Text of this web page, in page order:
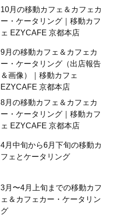
10月の移動カフェ＆カフェカ
ー・ケータリング｜移動カフ
ェ EZYCAFE 京都本店
9月の移動カフェ＆カフェカ
ー・ケータリング（出店報告
＆画像）｜移動カフェ
EZYCAFE 京都本店
8月の移動カフェ＆カフェカ
ー・ケータリング｜移動カフ
ェ EZYCAFE 京都本店
4月中旬から6月下旬の移動カ
フェとケータリング
3月〜4月上旬までの移動カフ
ェ＆カフェカー・ケータリン
グ